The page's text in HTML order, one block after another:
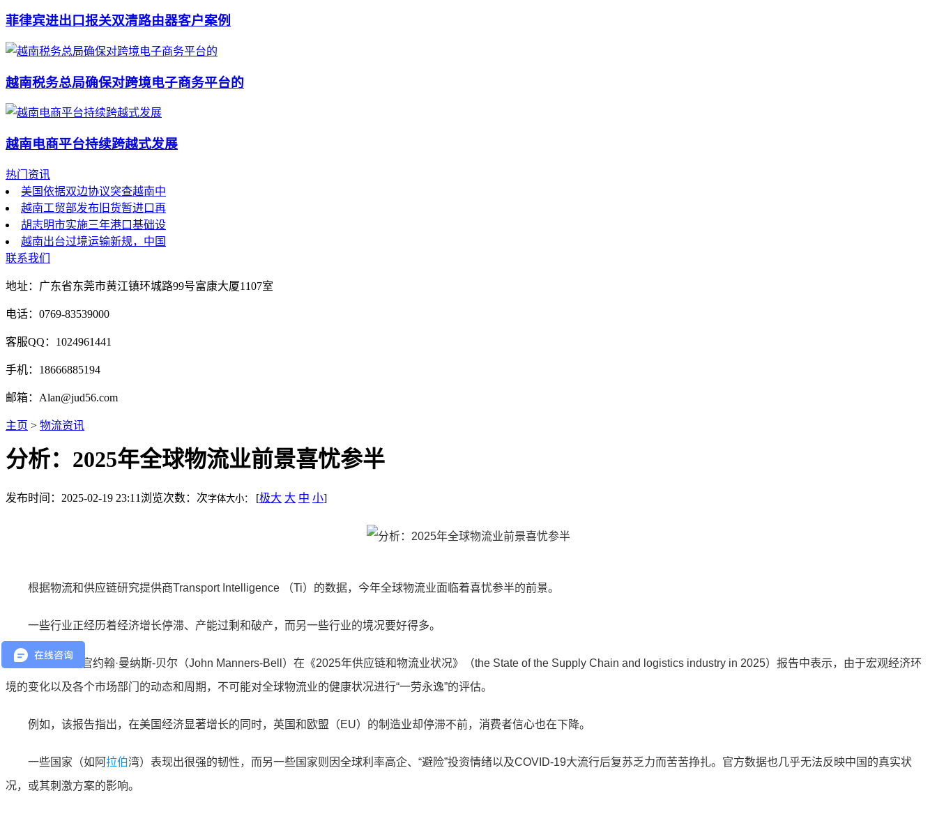
菲律宾进出口报关双清路由器客户案例
越南税务总局确保对跨境电子商务平台的
越南电商平台持续跨越式发展
热门资讯
美国依据双边协议突查越南中
越南工贸部发布旧货暂进口再
胡志明市实施三年港口基础设
越南出台过境运输新规，中国
联系我们
地址：广东省东莞市黄江镇环城路99号富康大厦1107室
电话：0769-83539000
客服QQ：1024961441
手机：18666885194
邮箱：Alan@jud56.com
主页 > 物流资讯
分析：2025年全球物流业前景喜忧参半
发布时间：2025-02-19 23:11 浏览次数： 次字体大小： [极大 大 中 小]
根据物流和供应链研究提供商Transport Intelligence （Ti）的数据，今年全球物流业面临着喜忧参半的前景。
一些行业正经历着经济增长停滞、产能过剩和破产，而另一些行业的境况要好得多。
Ti首席执行官约翰·曼纳斯-贝尔（John Manners-Bell）在《2025年供应链和物流业状况》（the State of the Supply Chain and logistics industry in 2025）报告中表示，由于宏观经济环
境的变化以及各个市场部门的动态和周期，不可能对全球物流业的健康状况进行“一劳永逸”的评估。
例如，该报告指出，在美国经济显著增长的同时，英国和欧盟（EU）的制造业却停滞不前，消费者信心也在下降。
一些国家（如阿拉伯湾）表现出很强的韧性，而另一些国家则因全球利率高企、“避险”投资情绪以及COVID-19大流行后复苏乏力而苦苦挣扎。官方数据也几乎无法反映中国的真实状
况，或其刺激方案的影响。